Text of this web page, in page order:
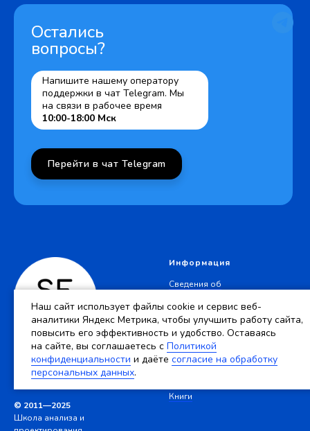
Остались
вопросы?
Напишите нашему оператору
поддержки в чат Telegram. Мы
на связи в рабочее время
10:00-18:00 Мск
Перейти в чат Telegram
© 2011—2025
Школа анализа и
Информация
Сведения об
организации
Политика
конфиденциальности
Согласие на обработку
персональных данных
Книги
Наш сайт использует файлы cookie и сервис веб-
аналитики Яндекс Метрика, чтобы улучшить работу сайта,
повысить его эффективность и удобство. Оставаясь
на сайте, вы соглашаетесь c Политикой
конфиденциальности и даёте согласие на обработку
персональных данных.